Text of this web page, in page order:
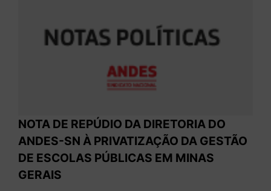
NOTA DE REPÚDIO DA DIRETORIA DO
ANDES-SN À PRIVATIZAÇÃO DA GESTÃO
DE ESCOLAS PÚBLICAS EM MINAS
GERAIS